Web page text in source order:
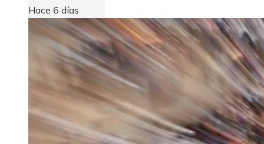
Hace 6 días